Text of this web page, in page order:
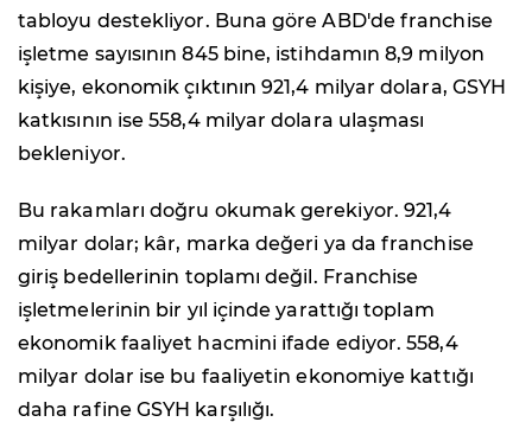
tabloyu destekliyor. Buna göre ABD'de franchise
işletme sayısının 845 bine, istihdamın 8,9 milyon
kişiye, ekonomik çıktının 921,4 milyar dolara, GSYH
katkısının ise 558,4 milyar dolara ulaşması
bekleniyor.
Bu rakamları doğru okumak gerekiyor. 921,4
milyar dolar; kâr, marka değeri ya da franchise
giriş bedellerinin toplamı değil. Franchise
işletmelerinin bir yıl içinde yarattığı toplam
ekonomik faaliyet hacmini ifade ediyor. 558,4
milyar dolar ise bu faaliyetin ekonomiye kattığı
daha rafine GSYH karşılığı.